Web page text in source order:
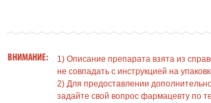
ВНИМАНИЕ:
1) Описание препарата взята из
не совпадать с инструкцией на
2) Для предоставлении
задайте свой вопрос фармацевту по